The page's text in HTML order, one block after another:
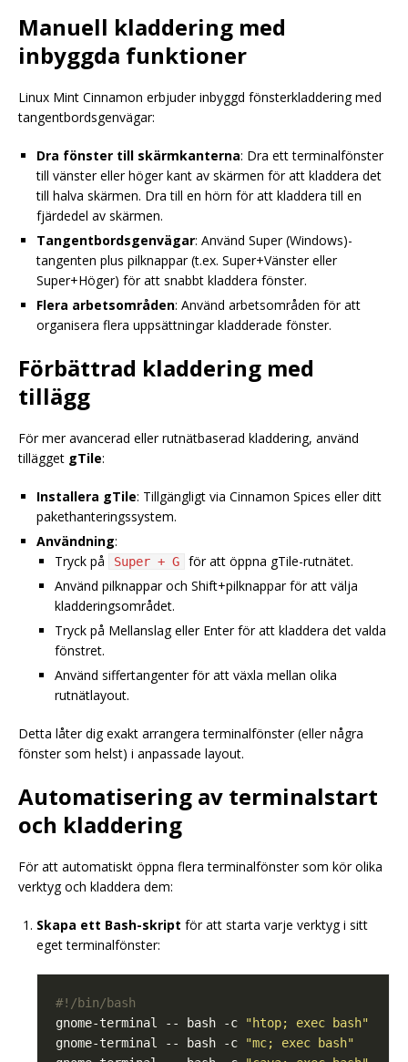
Manuell kladdering med
inbyggda funktioner
Linux Mint Cinnamon erbjuder inbyggd fönsterkladdering med
tangentbordsgenvägar:
Dra fönster till skärmkanterna: Dra ett terminalfönster
till vänster eller höger kant av skärmen för att kladdera det
till halva skärmen. Dra till en hörn för att kladdera till en
fjärdedel av skärmen.
Tangentbordsgenvägar: Använd Super (Windows)-
tangenten plus pilknappar (t.ex. Super+Vänster eller
Super+Höger) för att snabbt kladdera fönster.
Flera arbetsområden: Använd arbetsområden för att
organisera flera uppsättningar kladderade fönster.
Förbättrad kladdering med
tillägg
För mer avancerad eller rutnätbaserad kladdering, använd
tillägget gTile:
Installera gTile: Tillgängligt via Cinnamon Spices eller ditt
pakethanteringssystem.
Användning:
Tryck på
Super + G
för att öppna gTile-rutnätet.
Använd pilknappar och Shift+pilknappar för att välja
kladderingsområdet.
Tryck på Mellanslag eller Enter för att kladdera det valda
fönstret.
Använd siffertangenter för att växla mellan olika
rutnätlayout.
Detta låter dig exakt arrangera terminalfönster (eller några
fönster som helst) i anpassade layout.
Automatisering av terminalstart
och kladdering
För att automatiskt öppna flera terminalfönster som kör olika
verktyg och kladdera dem:
Skapa ett Bash-skript för att starta varje verktyg i sitt
eget terminalfönster:
gnome-terminal -- bash -c
"htop; exec bash"
gnome-terminal -- bash -c
"mc; exec bash"